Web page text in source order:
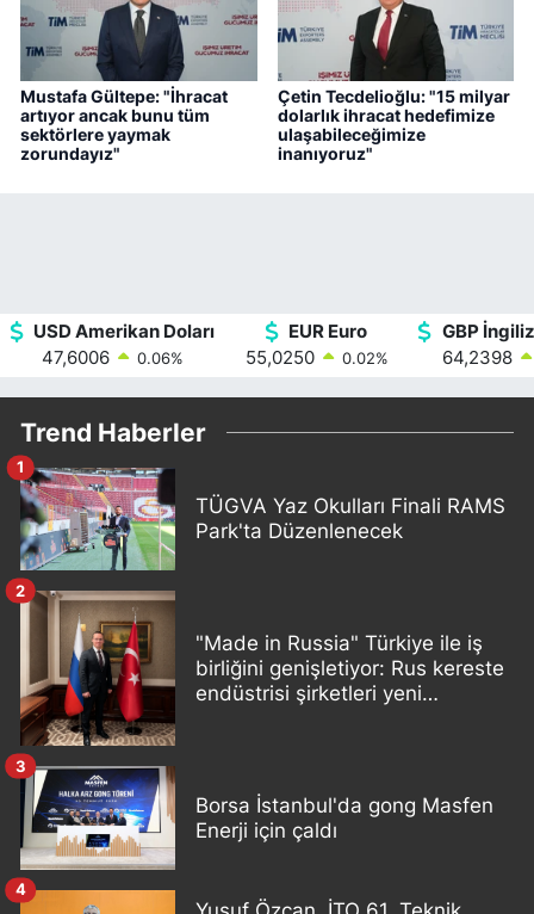
Mustafa Gültepe: "İhracat
artıyor ancak bunu tüm
sektörlere yaymak
zorundayız"
Çetin Tecdelioğlu: "15 milyar
dolarlık ihracat hedefimize
ulaşabileceğimize
inanıyoruz"
USD Amerikan Doları
47,6006
0.06%
EUR Euro
55,0250
0.02%
GBP
64,2398
Trend Haberler
TÜGVA Yaz Okulları Finali RAMS
Park'ta Düzenlenecek
1
"Made in Russia" Türkiye ile iş
birliğini genişletiyor: Rus kereste
endüstrisi şirketleri yeni
2
Borsa İstanbul'da gong Masfen
Enerji için çaldı
3
4